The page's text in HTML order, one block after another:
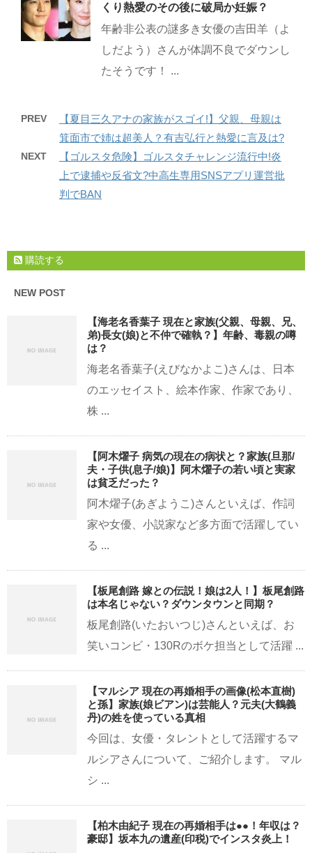
くり熱愛のその後に破局か妊娠？
年齢非公表の謎多き女優の吉田羊（よ
しだよう）さんが体調不良でダウンし
たそうです！ ...
PREV
【夏目三久アナの家族がスゴイ!】父親、母親は
箕面市で姉は超美人？有吉弘行と熱愛に言及は?
NEXT
【ゴルスタ危険】ゴルスタチャレンジ流行中!炎
上で逮捕や反省文?中高生専用SNSアプリ運営批
判でBAN
購読する
NEW POST
【海老名香葉子 現在と家族(父親、母親、兄、
弟)長女(娘)と不仲で確執？】年齢、毒親の噂
は？
海老名香葉子(えびなかよこ)さんは、日本
のエッセイスト、絵本作家、作家であり、
株 ...
【阿木燿子 病気の現在の病状と？家族(旦那/
夫・子供(息子/娘)】阿木燿子の若い頃と実家
は貧乏だった？
阿木燿子(あぎようこ)さんといえば、作詞
家や女優、小説家など多方面で活躍してい
る ...
【板尾創路 嫁との伝説！娘は2人！】板尾創路
は本名じゃない？ダウンタウンと同期？
板尾創路(いたおいつじ)さんといえば、お
笑いコンビ・130Rのボケ担当として活躍 ...
【マルシア 現在の再婚相手の画像(松本直樹)
と孫】家族(娘ビアン)は芸能人？元夫(大鶴義
丹)の姓を使っている真相
今回は、女優・タレントとして活躍するマ
ルシアさんについて、ご紹介します。 マル
シ ...
【柏木由紀子 現在の再婚相手は●●！年収は？
豪邸】坂本九の遺産(印税)でインスタ炎上！